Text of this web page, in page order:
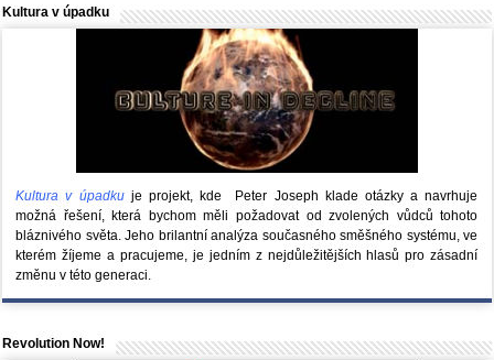
Kultura v úpadku
Kultura v úpadkuje projekt, kde Peter Joseph klade otázky a navrhuje
možná řešení, která bychom měli požadovat od zvolených vůdců tohoto
bláznivého světa. Jeho brilantní analýza současného směšného systému, ve
kterém žíjeme a pracujeme, je jedním z nejdůležitějších hlasů pro zásadní
změnu v této generaci.
Revolution Now!